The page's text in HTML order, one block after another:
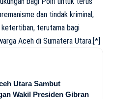
dan tindak kriminal,
terutama bagi
Aceh di Sumatera Utara.[*]
Utara Sambut
Wakil Presiden Gibran